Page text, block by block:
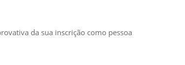
da sua inscrição como pessoa